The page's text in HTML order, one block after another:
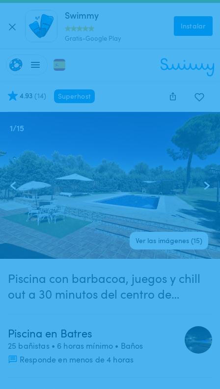
Swimmy
Gratis-Google Play
Instalar
4.93 (14) Superhost
1/15
Ver las imágenes (15)
Piscina con barbacoa, juegos y chill
out a 30 minutos del centro de
Piscina en Batres
25 bañistas • 6 horas mínimo • Baños
Responde en menos de 4 horas